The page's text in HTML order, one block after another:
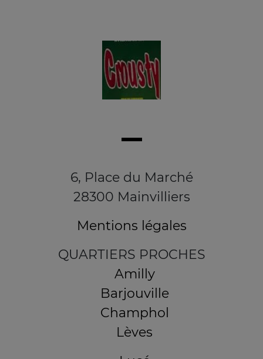
6, Place du Marché
28300 Mainvilliers
Mentions légales
QUARTIERS PROCHES
Amilly
Barjouville
Champhol
Lèves